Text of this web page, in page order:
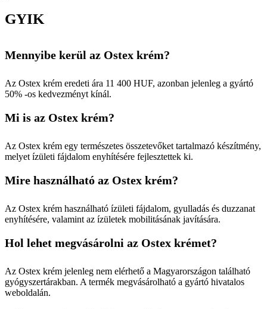
GYIK
Mennyibe kerül az Ostex krém?
Az Ostex krém eredeti ára 11 400 HUF, azonban jelenleg a gyártó
50% -os kedvezményt kínál.
Mi is az Ostex krém?
Az Ostex krém egy természetes összetevőket tartalmazó készítmény,
melyet ízületi fájdalom enyhítésére fejlesztettek ki.
Mire használható az Ostex krém?
Az Ostex krém használható ízületi fájdalom, gyulladás és duzzanat
enyhítésére, valamint az ízületek mobilitásának javítására.
Hol lehet megvásárolni az Ostex krémet?
Az Ostex krém jelenleg nem elérhető a Magyarországon található
gyógyszertárakban. A termék megvásárolható a gyártó hivatalos
weboldalán.